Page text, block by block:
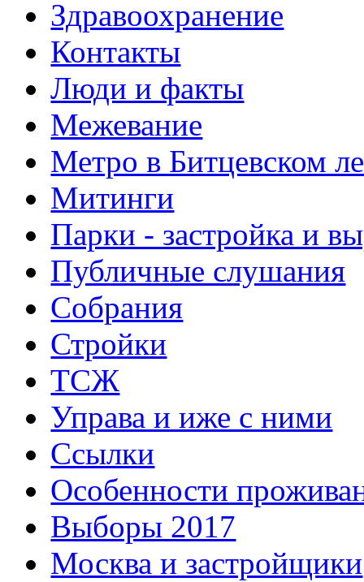
Здравоохранение
Контакты
Люди и факты
Межевание
Метро в Битцевском
Митинги
Парки - застройка и
Публичные слушания
Собрания
Стройки
ТСЖ
Управа и иже с ними
Ссылки
Особенности
Выборы 2017
Москва и застройщики